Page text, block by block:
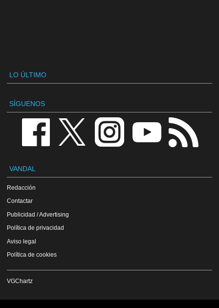
LO ÚLTIMO
SÍGUENOS
VANDAL
Redacción
Contactar
Publicidad / Advertising
Política de privacidad
Aviso legal
Política de cookies
VGChartz